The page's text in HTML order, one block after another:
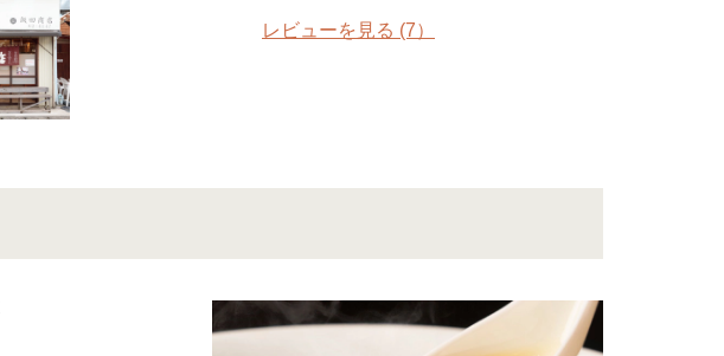
レビューを見る (7）